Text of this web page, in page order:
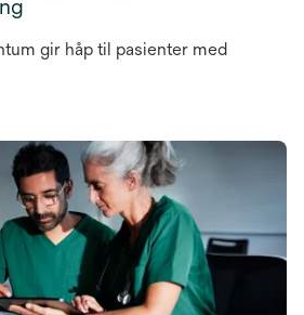
gir håp til pasienter med